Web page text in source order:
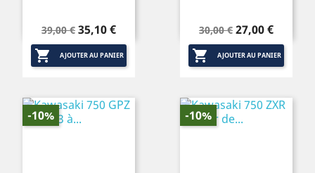
Prix
de
base
39,00 € Prix
35,10 €
 AJOUTER AU PANIER
Prix
de
base
30,00 € Prix
27,00 €
 AJOUTER AU PANIER
-10% -10%